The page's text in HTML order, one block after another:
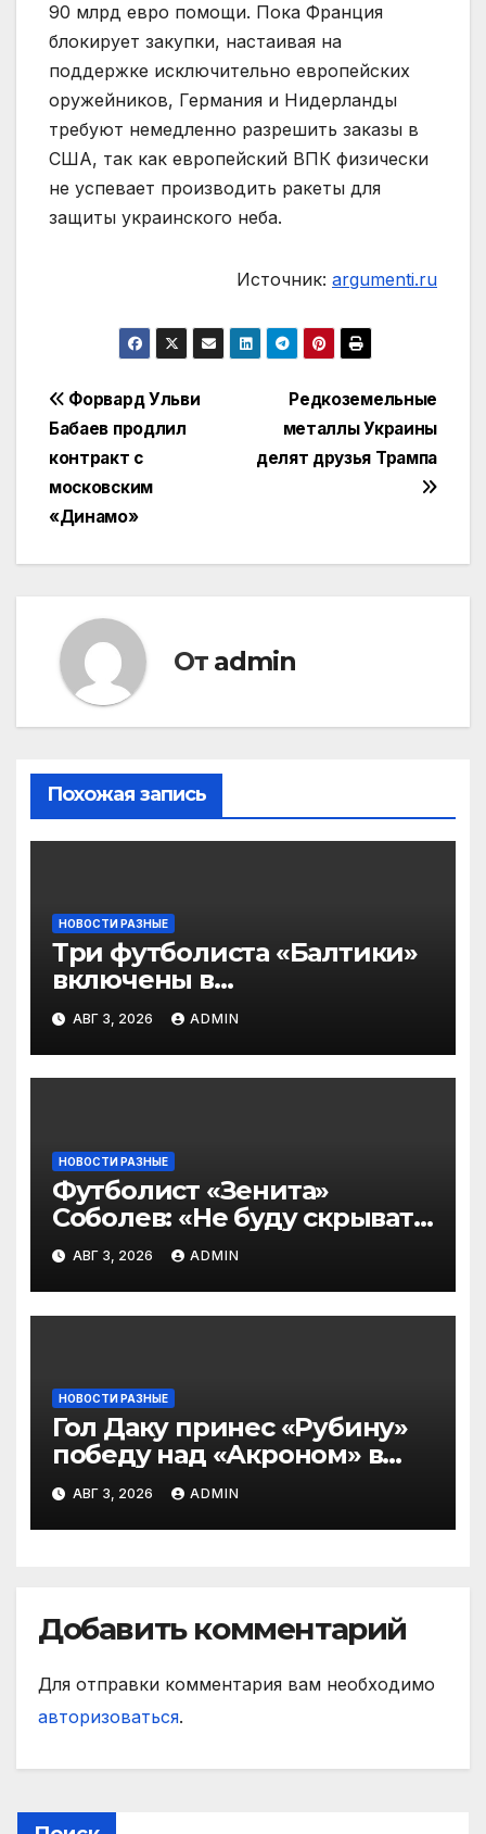
90 млрд евро помощи. Пока Франция
блокирует закупки, настаивая на
поддержке исключительно европейских
оружейников, Германия и Нидерланды
требуют немедленно разрешить заказы в
США, так как европейский ВПК физически
не успевает производить ракеты для
защиты украинского неба.
Источник: argumenti.ru
Навигация
по
записям
Редкоземельные
металлы Украины
делят друзья Трампа
Форвард Ульви
Бабаев продлил
контракт с
московским
«Динамо»
От admin
Похожая запись
НОВОСТИ РАЗНЫЕ
Три футболиста «Балтики»
включены в
символическую сборную
2‑го тура РПЛ по версии
подписчиков МАТЧ
ПРЕМЬЕР
АВГ 3, 2026 ADMIN
НОВОСТИ РАЗНЫЕ
Футболист «Зенита»
Соболев: «Не буду скрывать
— в Оренбурге всегда
тяжело играть»
АВГ 3, 2026 ADMIN
НОВОСТИ РАЗНЫЕ
Гол Даку принес «Рубину»
победу над «Акроном» в
матче РПЛ
АВГ 3, 2026 ADMIN
Добавить комментарий
Для отправки комментария вам необходимо
авторизоваться.